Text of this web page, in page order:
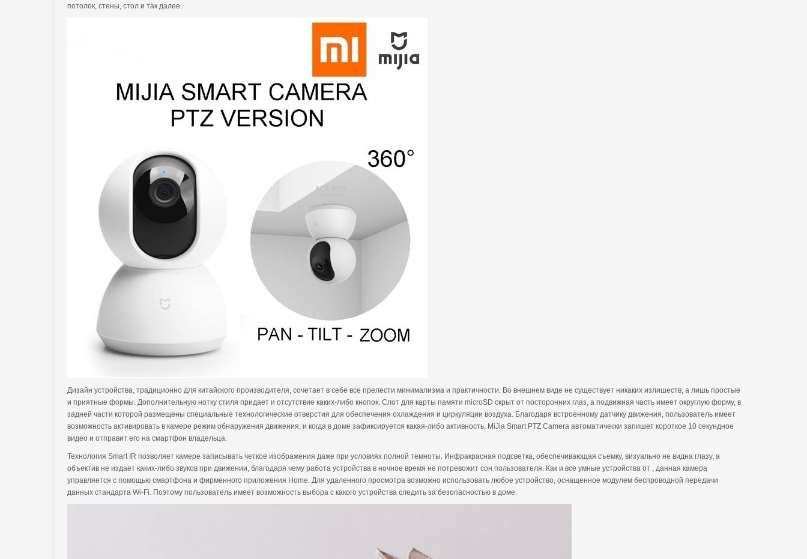
потолок, стены, стол и так далее.
Дизайн устройства, традиционно для китайского производителя, сочетает в себе все прелести минимализма и практичности. Во внешнем виде не существует никаких излишеств, а лишь простые
и приятные формы. Дополнительную нотку стиля придает и отсутствие каких-либо кнопок. Слот для карты памяти microSD скрыт от посторонних глаз, а подвижная часть имеет округлую форму, в
задней части которой размещены специальные технологические отверстия для обеспечения охлаждения и циркуляции воздуха. Благодаря встроенному датчику движения, пользователь имеет
возможность активировать в камере режим обнаружения движения, и когда в доме зафиксируется какая-либо активность, MiJia Smart PTZ Camera автоматически запишет короткое 10 секундное
видео и отправит его на смартфон владельца.
Технология Smart IR позволяет камере записывать четкое изображения даже при условиях полной темноты. Инфракрасная подсветка, обеспечивающая съемку, визуально не видна глазу, а
объектив не издает каких-либо звуков при движении, благодаря чему работа устройства в ночное время не потревожит сон пользователя. Как и все умные устройства от , данная камера
управляется с помощью смартфона и фирменного приложения Home. Для удаленного просмотра возможно использовать любое устройство, оснащенное модулем беспроводной передачи
данных стандарта Wi-Fi. Поэтому пользователь имеет возможность выбора с какого устройства следить за безопасностью в доме.